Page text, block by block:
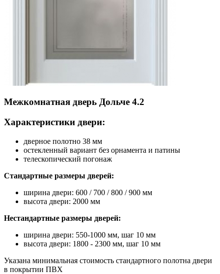
Межкомнатная дверь Дольче 4.2
Характеристики двери:
дверное полотно 38 мм
остекленный вариант без орнамента и патины
телескопический погонаж
Стандартные размеры дверей:
ширина двери: 600 / 700 / 800 / 900 мм
высота двери: 2000 мм
Нестандартные размеры дверей:
ширина двери: 550-1000 мм, шаг 10 мм
высота двери: 1800 - 2300 мм, шаг 10 мм
Указана минимальная стоимость стандартного полотна двери
в покрытии ПВХ